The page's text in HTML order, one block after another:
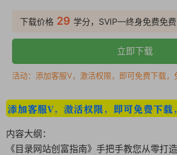
下载价格 29 学分，SVIP—终身免费免
立即下载
活动：添加客服V，激活权限，即可免费下载，
内容大纲：
《目录网站创富指南》手把手教您从零打